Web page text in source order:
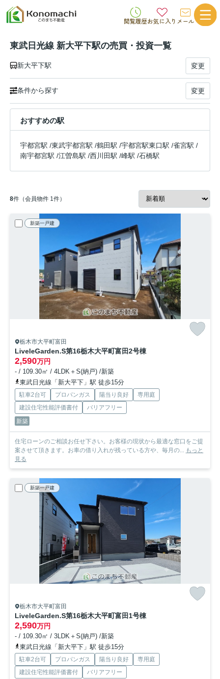
閲覧履歴お気に入り メール
東武日光線 新大平下駅の売買・投資一覧
新大平下駅 変更
条件から探す 変更
おすすめの駅
宇都宮駅 /東武宇都宮駅 /鶴田駅 /宇都宮駅東口駅 /雀宮駅 /
南宇都宮駅 /江曽島駅 /西川田駅 /峰駅 /石橋駅
8件（会員物件 1件）
新築一戸建
栃木市大平町富田
LiveleGarden.S第16栃木大平町富田2号棟
2,590万円
- / 109.30㎡ / 4LDK＋S(納戸) /新築
東武日光線「新大平下」駅 徒歩15分
駐車2台可 プロパンガス 陽当り良好
専用庭
建設住宅性能評価書付
バリアフリー
新築
住宅ローンのご相談お任せ下さい。お客様の現状から最適な窓口をご提
案させて頂きます。お車の借り入れが残っている方や、毎月の...
もっと
見る
新築一戸建
栃木市大平町富田
LiveleGarden.S第16栃木大平町富田 1号棟
2,590万円
- / 109.30㎡ / 3LDK＋S(納戸) /新築
東武日光線「新大平下」駅 徒歩15分
駐車2台可 プロパンガス 陽当り良好
専用庭
建設住宅性能評価書付
バリアフリー